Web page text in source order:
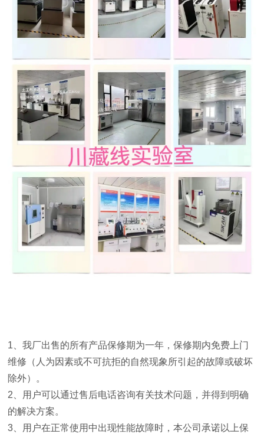
1 、我厂出售的所有产品保修期为一年，保修期内免费上门
维修（人为因素或不可抗拒的自然现象所引起的故障或破坏
除外）。
2 、用户可以通过售后电话咨询有关技术问题，并得到明确
的解决方案。
3 、用户在正常使用中出现性能故障时，本公司承诺以上保